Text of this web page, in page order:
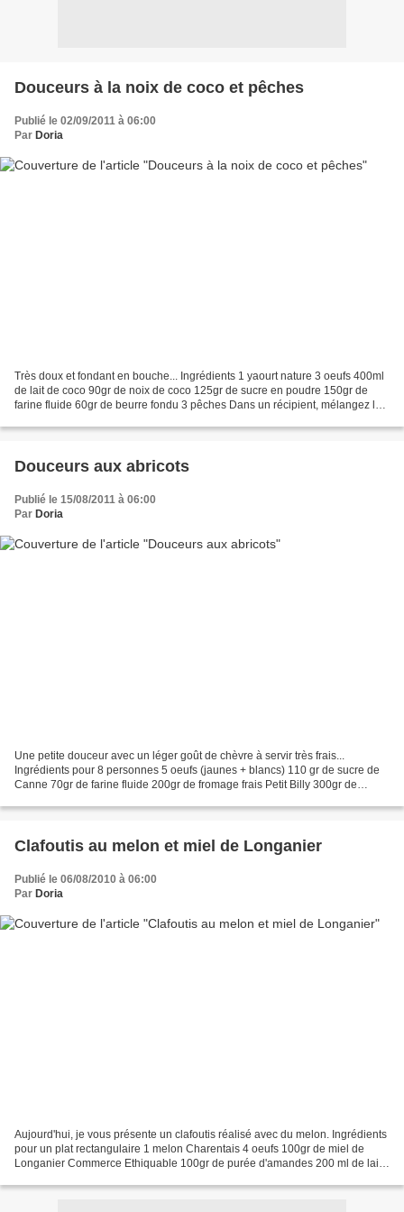
Douceurs à la noix de coco et pêches
Publié le 02/09/2011 à 06:00
Par Doria
Très doux et fondant en bouche... Ingrédients 1 yaourt nature 3 oeufs 400ml
de lait de coco 90gr de noix de coco 125gr de sucre en poudre 150gr de
farine fluide 60gr de beurre fondu 3 pêches Dans un récipient, mélangez les
Douceurs aux abricots
Publié le 15/08/2011 à 06:00
Par Doria
Une petite douceur avec un léger goût de chèvre à servir très frais...
Ingrédients pour 8 personnes 5 oeufs (jaunes + blancs) 110 gr de sucre de
Canne 70gr de farine fluide 200gr de fromage frais Petit Billy 300gr de
Clafoutis au melon et miel de Longanier
Publié le 06/08/2010 à 06:00
Par Doria
Aujourd'hui, je vous présente un clafoutis réalisé avec du melon. Ingrédients
pour un plat rectangulaire 1 melon Charentais 4 oeufs 100gr de miel de
Longanier Commerce Ethiquable 100gr de purée d'amandes 200 ml de lait